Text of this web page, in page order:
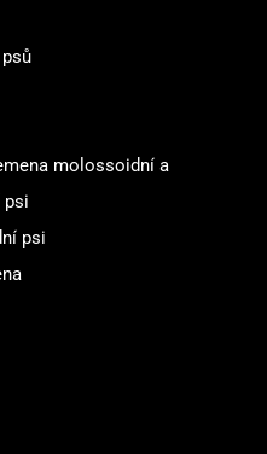
molossoidní a
psi
psi